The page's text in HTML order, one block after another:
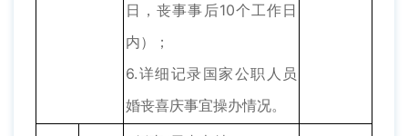
日，丧事事后10个工作日
内）；
6.详细记录国家公职人员
婚丧喜庆事宜操办情况。